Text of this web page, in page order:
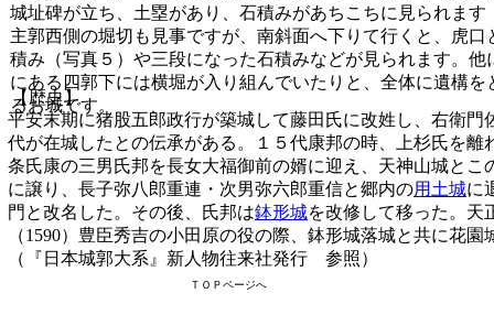
城址碑が立ち、土塁があり、石積みがあちこちに見られます
主郭西側の堀切も見事ですが、南斜面へ下りて行くと、虎口
積み（写真５）や三段になった石積みなどが見られます。他
にある四郭下には横堀が入り組んでいたりと、全体に遺構を
るお城です。
【歴史】
平安末期に猪股五郎政行が築城して藤田氏に改姓し、右衛門
代が在城したとの伝承がある。１５代康邦の時、上杉氏を離
条氏康の三男氏邦を長女大福御前の婿に迎え、天神山城とこ
に譲り、長子弥八郎重連・次男弥六郎重信と郷内の用土城に
門と改名した。その後、氏邦は鉢形城を改修して移った。天
（1590）豊臣秀吉の小田原の役の際、鉢形城落城と共に花園
（『日本城郭大系』新人物往来社発行 参照）
ＴＯＰページへ